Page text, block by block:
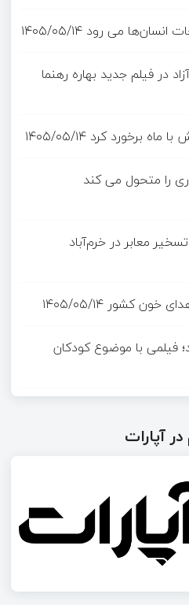
انسان‌ها می رود ۱۴۰۵/۰۵/۱۴
در فیلم جدید بهاره رهنما
۱۴۰۵/۰۵/۱۴
را متحول می کند
معابر در خرم‌آباد
خون کشور ۱۴۰۵/۰۵/۱۴
فیلمی با موضوع کودکان
آپارات